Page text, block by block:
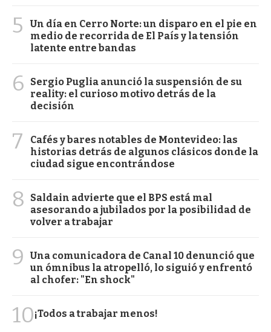
5
Un día en Cerro Norte: un disparo en el pie en
medio de recorrida de El País y la tensión
latente entre bandas
6
Sergio Puglia anunció la suspensión de su
reality: el curioso motivo detrás de la
decisión
7
Cafés y bares notables de Montevideo: las
historias detrás de algunos clásicos donde la
ciudad sigue encontrándose
8
Saldain advierte que el BPS está mal
asesorando a jubilados por la posibilidad de
volver a trabajar
9
Una comunicadora de Canal 10 denunció que
un ómnibus la atropelló, lo siguió y enfrentó
al chofer: "En shock"
10¡Todos a trabajar menos!